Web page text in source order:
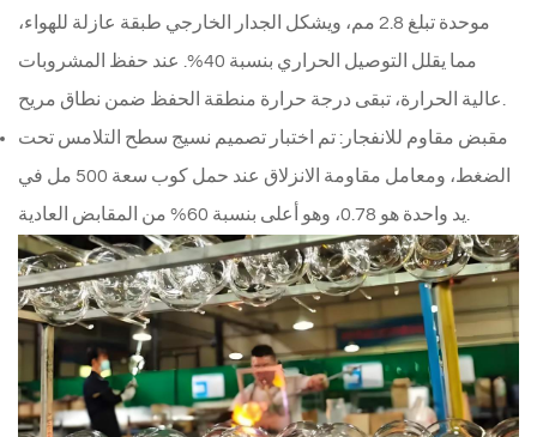
موحدة تبلغ 2.8 مم، ويشكل الجدار الخارجي طبقة عازلة للهواء،
مما يقلل التوصيل الحراري بنسبة 40%. عند حفظ المشروبات
مقبض مقاوم للانفجار: تم اختبار تصميم نسيج سطح التلامس تحت
الضغط، ومعامل مقاومة الانزلاق عند حمل كوب سعة 500 مل في